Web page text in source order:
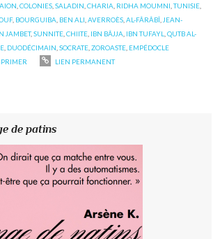
,COLONIES ,SALADIN ,CHARIA RIDHA MOUMNI ,TUNISIE
, BOURGUIBA BEN ALI ,AVERROÈS ,AL-FÂRÂBÎ JEAN-
JAMBET,SUNNITE ,CHIITE IBN BÂJJA IBN TUFAYL ,QUTB AL-
DUODÉCIMAIN ,SOCRATE ,ZOROASTE EMPÉDOCLE
LIEN PERMANENT
de patins